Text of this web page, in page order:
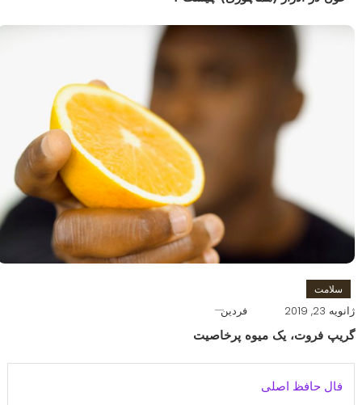
سلامت
ژانویه 23, 2019 فردین
گریپ فروت، یک میوه پرخاصیت
فال حافظ اصلی